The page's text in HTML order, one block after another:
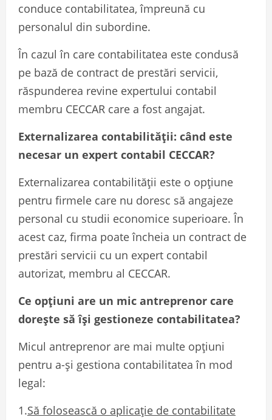
conduce contabilitatea, împreună cu
personalul din subordine.
În cazul în care contabilitatea este condusă
pe bază de contract de prestări servicii,
răspunderea revine expertului contabil
membru CECCAR care a fost angajat.
Externalizarea contabilității: când este
necesar un expert contabil CECCAR?
Externalizarea contabilității este o opțiune
pentru firmele care nu doresc să angajeze
personal cu studii economice superioare. În
acest caz, firma poate încheia un contract de
prestări servicii cu un expert contabil
autorizat, membru al CECCAR.
Ce opțiuni are un mic antreprenor care
dorește să își gestioneze contabilitatea?
Micul antreprenor are mai multe opțiuni
pentru a-și gestiona contabilitatea în mod
legal:
1.Să folosească o aplicație de contabilitate